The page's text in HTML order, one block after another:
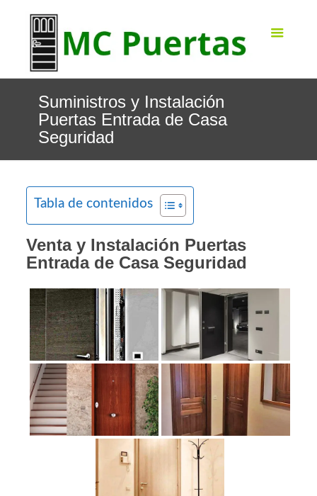
Suministros y Instalación
Puertas Entrada de Casa
Seguridad
Tabla de contenidos
Venta y Instalación Puertas
Entrada de Casa Seguridad